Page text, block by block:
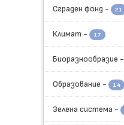
Сграден фонд - 21
Климат - 17
Биоразнообразие -
Образование - 14
Зелена система -